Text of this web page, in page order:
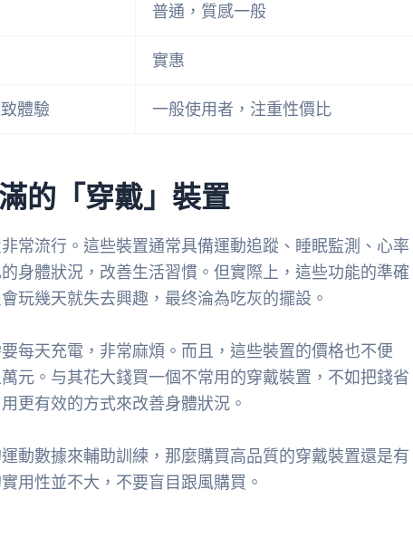
普通，質感一般
實惠
體驗 一般使用者，注重性價比
的「穿戴」裝置
常流行。這些裝置通常具備運動追蹤、睡眠監測、心率
身體狀況，改善生活習慣。但實際上，這些功能的準確
玩幾天就失去興趣，最终淪為吃灰的擺設。
每天充電，非常麻煩。而且，這些裝置的價格也不便
元。与其花大錢買一個不常用的穿戴裝置，不如把錢省
更有效的方式來改善身體狀況。
動數據來輔助訓練，那麼購買高品質的穿戴裝置還是有
用性並不大，不要盲目跟風購買。